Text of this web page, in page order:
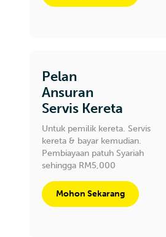
Pelan
Ansuran
Servis Kereta
Untuk pemilik kereta. Servis
kereta & bayar kemudian.
Pembiayaan patuh Syariah
sehingga RM5,000
Mohon Sekarang